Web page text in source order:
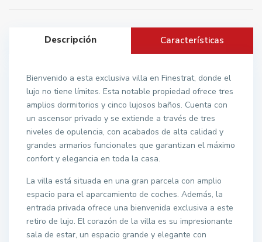
Descripción Características
Bienvenido a esta exclusiva villa en Finestrat, donde el
lujo no tiene límites. Esta notable propiedad ofrece tres
amplios dormitorios y cinco lujosos baños. Cuenta con
un ascensor privado y se extiende a través de tres
niveles de opulencia, con acabados de alta calidad y
grandes armarios funcionales que garantizan el máximo
confort y elegancia en toda la casa.
La villa está situada en una gran parcela con amplio
espacio para el aparcamiento de coches. Además, la
entrada privada ofrece una bienvenida exclusiva a este
retiro de lujo. El corazón de la villa es su impresionante
sala de estar, un espacio grande y elegante con